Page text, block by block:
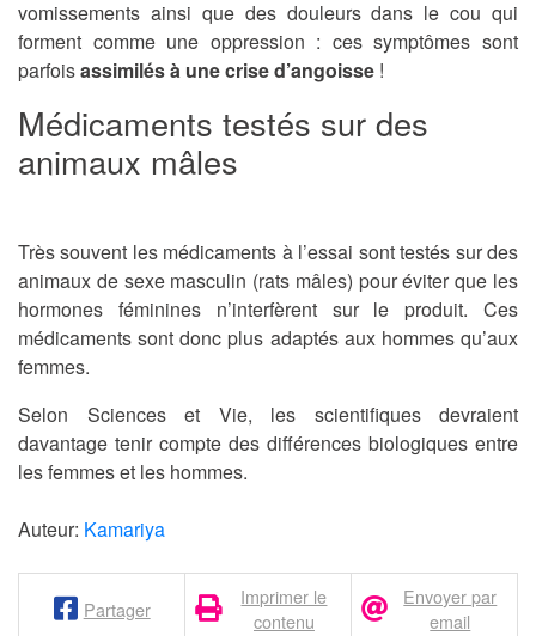
vomissements ainsi que des douleurs dans le cou qui
forment comme une oppression : ces symptômes sont
parfoisassimilés à une crise d’angoisse !
Médicaments testés sur des
animaux mâles
Très souvent les médicaments à l’essai sont testés sur des
animaux de sexe masculin (rats mâles) pour éviter que les
hormones féminines n’interfèrent sur le produit. Ces
médicaments sont donc plus adaptés aux hommes qu’aux
femmes.
Selon Sciences et Vie, les scientifiques devraient
davantage tenir compte des différences biologiques entre
les femmes et les hommes.
Auteur: Kamariya
Partager
Imprimer le
contenu
Envoyer par
email